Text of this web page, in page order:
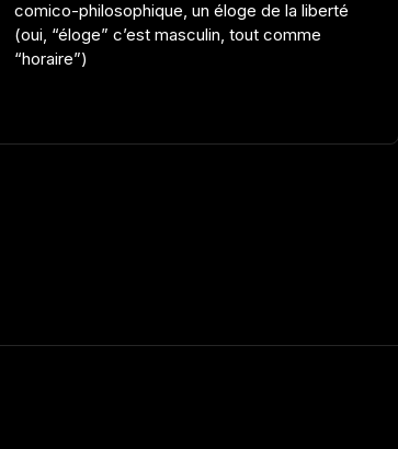
comico-philosophique, un éloge de la liberté
(oui, “éloge” c’est masculin, tout comme
“horaire”)